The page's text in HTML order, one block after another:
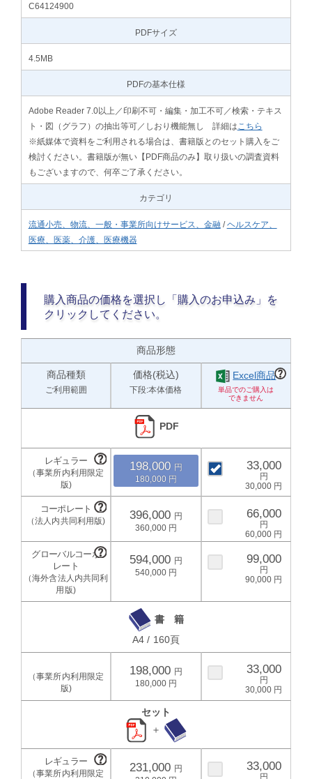
C64124900
PDFサイズ
4.5MB
PDFの基本仕様
Adobe Reader 7.0以上／印刷不可・編集・加工不可／検索・テキス
ト・図（グラフ）の抽出等可／しおり機能無し 詳細は こちら
※紙媒体で資料をご利用される場合は、書籍版とのセット購入をご
検討ください。書籍版が無い【PDF商品のみ】取り扱いの調査資料
もございますので、何卒ご了承ください。
カテゴリ
流通小売、物流、一般・事業所向けサービス、金融 /ヘルスケア、
医療、医薬、介護、医療機器
購入商品の価格を選択し「購入のお申込み」を
クリックしてください。
商品形態
商品種類
ご利用範囲
価格(税込)
下段:本体価格
Excel商品
PDF
198,000
180,000
33,000
30,000
396,000
360,000
66,000
60,000
594,000
540,000
99,000
90,000
書 籍
A4 / 160頁
198,000
180,000
33,000
30,000
セット
＋
231,000 33,000